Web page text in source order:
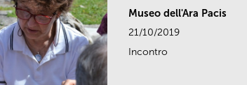
Museo dell'Ara Pacis
21/10/2019
Incontro